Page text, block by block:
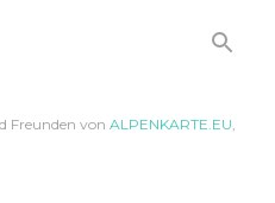
Direkt zum Hauptbereich
Freunden von ALPENKARTE.EU,